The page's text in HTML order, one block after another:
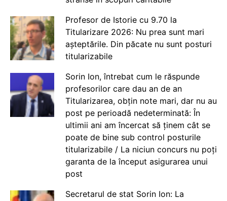
Profesor de Istorie cu 9.70 la
Titularizare 2026: Nu prea sunt mari
așteptările. Din păcate nu sunt posturi
titularizabile
Sorin Ion, întrebat cum le răspunde
profesorilor care dau an de an
Titularizarea, obțin note mari, dar nu au
post pe perioadă nedeterminată: În
ultimii ani am încercat să ținem cât se
poate de bine sub control posturile
titularizabile / La niciun concurs nu poți
garanta de la început asigurarea unui
post
Secretarul de stat Sorin Ion: La